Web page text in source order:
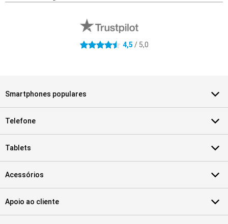
4.5 estrelas 4,5 / 5,0
Smartphones populares
Telefone
Tablets
Acessórios
Apoio ao cliente